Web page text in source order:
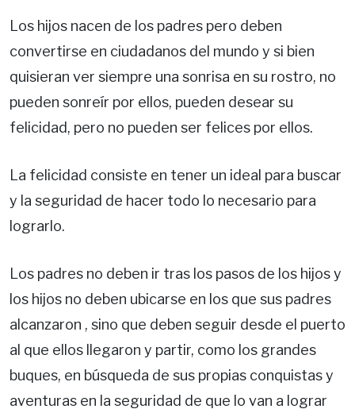
Los hijos nacen de los padres pero deben
convertirse en ciudadanos del mundo y si bien
quisieran ver siempre una sonrisa en su rostro, no
pueden sonreír por ellos, pueden desear su
felicidad, pero no pueden ser felices por ellos.
La felicidad consiste en tener un ideal para buscar
y la seguridad de hacer todo lo necesario para
lograrlo.
Los padres no deben ir tras los pasos de los hijos y
los hijos no deben ubicarse en los que sus padres
alcanzaron , sino que deben seguir desde el puerto
al que ellos llegaron y partir, como los grandes
buques, en búsqueda de sus propias conquistas y
aventuras en la seguridad de que lo van a lograr